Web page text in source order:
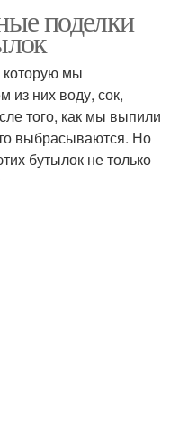
поделки
которую мы
из них воду, сок,
того, как мы выпили
выбрасываются. Но
бутылок не только